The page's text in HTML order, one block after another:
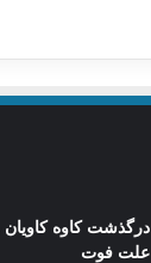
درگذشت کاوه کاویان
علت فوت